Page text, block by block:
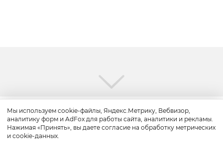
Мы используем cookie-файлы, Яндекс.Метрику, Вебвизор,
аналитику форм и AdFox для работы сайта, аналитики и рекламы.
Нажимая «Принять», вы даете согласие на обработку метрических
и cookie-данных.